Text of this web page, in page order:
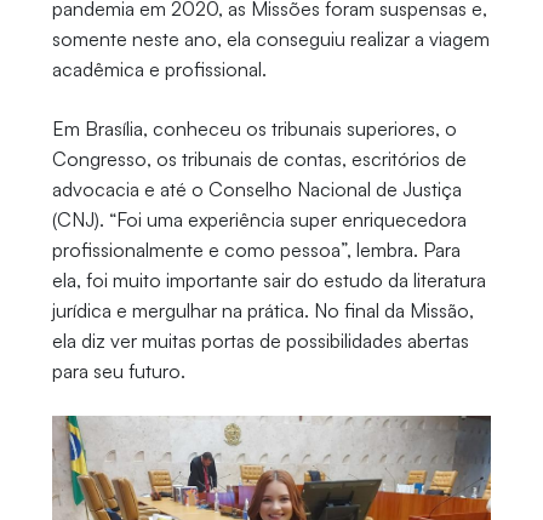
pandemia em 2020, as Missões foram suspensas e,
somente neste ano, ela conseguiu realizar a viagem
acadêmica e profissional.
Em Brasília, conheceu os tribunais superiores, o
Congresso, os tribunais de contas, escritórios de
advocacia e até o Conselho Nacional de Justiça
(CNJ). “Foi uma experiência super enriquecedora
profissionalmente e como pessoa”, lembra. Para
ela, foi muito importante sair do estudo da literatura
jurídica e mergulhar na prática. No final da Missão,
ela diz ver muitas portas de possibilidades abertas
para seu futuro.